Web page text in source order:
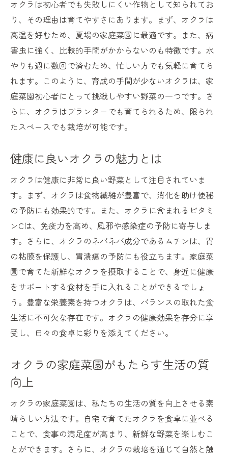
オクラは初心者でも失敗しにくい作物として知られてお
り、その理由は育てやすさにあります。まず、オクラは
高温を好むため、夏場の家庭菜園に最適です。また、病
害虫に強く、比較的手間がかからないのも特徴です。水
やりも週に数回で済むため、忙しい方でも気軽に育てら
れます。このように、育成の手間が少ないオクラは、家
庭菜園初心者にとって挑戦しやすい野菜の一つです。さ
らに、オクラはプランターでも育てられるため、限られ
たスペースでも栽培が可能です。
健康に良いオクラの魅力とは
オクラは健康に非常に良い野菜として注目されていま
す。まず、オクラは食物繊維が豊富で、消化を助け便秘
の予防にも効果的です。また、オクラに含まれるビタミ
ンCは、免疫力を高め、風邪や感染症の予防に寄与しま
す。さらに、オクラのネバネバ成分であるムチンは、胃
の粘膜を保護し、胃潰瘍の予防にも役立ちます。家庭菜
園で育てた新鮮なオクラを摂取することで、身近に健康
をサポートする食材を手に入れることができるでしょ
う。豊富な栄養素を持つオクラは、バランスの取れた食
生活に不可欠な存在です。オクラの健康効果を存分に享
受し、日々の食卓に彩りを添えてください。
オクラの家庭菜園がもたらす生活の質
向上
オクラの家庭菜園は、私たちの生活の質を向上させる素
晴らしい方法です。自宅で育てたオクラを食卓に並べる
ことで、食事の満足度が高まり、新鮮な野菜を楽しむこ
とができます。さらに、オクラの栽培を通じて自然と触